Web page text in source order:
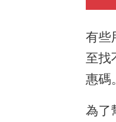
有些
至找
惠碼
為了